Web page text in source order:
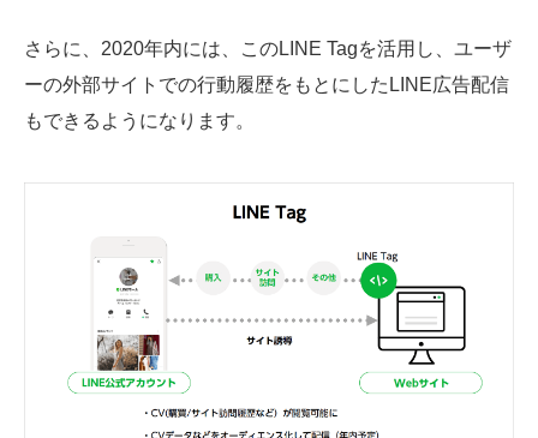
さらに、2020年内には、このLINE Tagを活用し、ユーザ
ーの外部サイトでの行動履歴をもとにしたLINE広告配信
もできるようになります。